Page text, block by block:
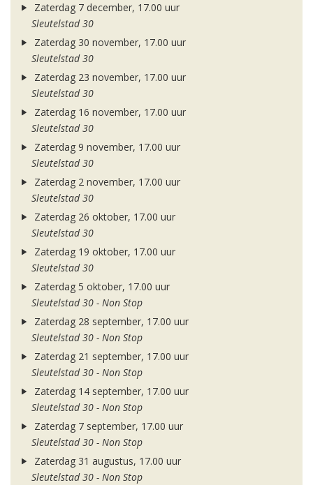
Zaterdag 7 december, 17.00 uur
Sleutelstad 30
Zaterdag 30 november, 17.00 uur
Sleutelstad 30
Zaterdag 23 november, 17.00 uur
Sleutelstad 30
Zaterdag 16 november, 17.00 uur
Sleutelstad 30
Zaterdag 9 november, 17.00 uur
Sleutelstad 30
Zaterdag 2 november, 17.00 uur
Sleutelstad 30
Zaterdag 26 oktober, 17.00 uur
Sleutelstad 30
Zaterdag 19 oktober, 17.00 uur
Sleutelstad 30
Zaterdag 5 oktober, 17.00 uur
Sleutelstad 30 - Non Stop
Zaterdag 28 september, 17.00 uur
Sleutelstad 30 - Non Stop
Zaterdag 21 september, 17.00 uur
Sleutelstad 30 - Non Stop
Zaterdag 14 september, 17.00 uur
Sleutelstad 30 - Non Stop
Zaterdag 7 september, 17.00 uur
Sleutelstad 30 - Non Stop
Zaterdag 31 augustus, 17.00 uur
Sleutelstad 30 - Non Stop